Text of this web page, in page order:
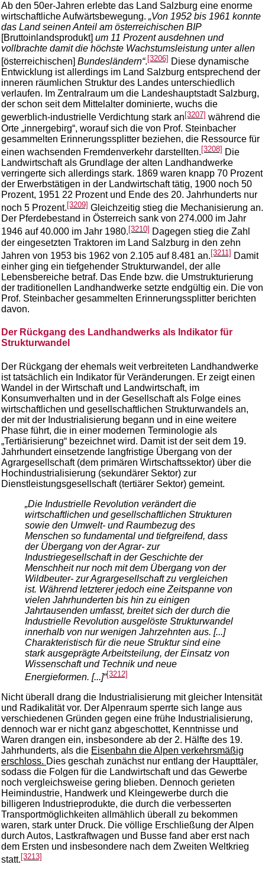
Ab den 50er-Jahren erlebte das Land Salzburg eine enorme
wirtschaftliche Aufwärtsbewegung. „Von 1952 bis 1961 konnte
das Land seinen Anteil am österreichischen BIP
[Bruttoinlandsprodukt] um 11 Prozent ausdehnen und
vollbrachte damit die höchste Wachstumsleistung unter allen
[österreichischen] Bundesländern“. [3206] Diese dynamische
Entwicklung ist allerdings im Land Salzburg entsprechend der
inneren räumlichen Struktur des Landes unterschiedlich
verlaufen. Im Zentralraum um die Landeshauptstadt Salzburg,
der schon seit dem Mittelalter dominierte, wuchs die
gewerblich-industrielle Verdichtung stark an[3207] während die
Orte „innergebirg“, worauf sich die von Prof. Steinbacher
gesammelten Erinnerungssplitter beziehen, die Ressource für
einen wachsenden Fremdenverkehr darstellten.[3208] Die
Landwirtschaft als Grundlage der alten Landhandwerke
verringerte sich allerdings stark. 1869 waren knapp 70 Prozent
der Erwerbstätigen in der Landwirtschaft tätig, 1900 noch 50
Prozent, 1951 22 Prozent und Ende des 20. Jahrhunderts nur
noch 5 Prozent. [3209] Gleichzeitig stieg die Mechanisierung an.
Der Pferdebestand in Österreich sank von 274.000 im Jahr
1946 auf 40.000 im Jahr 1980.[3210] Dagegen stieg die Zahl
der eingesetzten Traktoren im Land Salzburg in den zehn
Jahren von 1953 bis 1962 von 2.105 auf 8.481 an.[3211] Damit
einher ging ein tiefgehender Strukturwandel, der alle
Lebensbereiche betraf. Das Ende bzw. die Umstrukturierung
der traditionellen Landhandwerke setzte endgültig ein. Die von
Prof. Steinbacher gesammelten Erinnerungssplitter berichten
davon.
Der Rückgang des Landhandwerks als Indikator für
Strukturwandel
Der Rückgang der ehemals weit verbreiteten Landhandwerke
ist tatsächlich ein Indikator für Veränderungen. Er zeigt einen
Wandel in der Wirtschaft und Landwirtschaft, im
Konsumverhalten und in der Gesellschaft als Folge eines
wirtschaftlichen und gesellschaftlichen Strukturwandels an,
der mit der Industrialisierung begann und in eine weitere
Phase führt, die in einer modernen Terminologie als
„Tertiärisierung“ bezeichnet wird. Damit ist der seit dem 19.
Jahrhundert einsetzende langfristige Übergang von der
Agrargesellschaft (dem primären Wirtschaftssektor) über die
Hochindustrialisierung (sekundärer Sektor) zur
Dienstleistungsgesellschaft (tertiärer Sektor) gemeint.
„Die Industrielle Revolution verändert die
wirtschaftlichen und gesellschaftlichen Strukturen
sowie den Umwelt- und Raumbezug des
Menschen so fundamental und tiefgreifend, dass
der Übergang von der Agrar- zur
Industriegesellschaft in der Geschichte der
Menschheit nur noch mit dem Übergang von der
Wildbeuter- zur Agrargesellschaft zu vergleichen
ist. Während letzterer jedoch eine Zeitspanne von
vielen Jahrhunderten bis hin zu einigen
Jahrtausenden umfasst, breitet sich der durch die
Industrielle Revolution ausgelöste Strukturwandel
innerhalb von nur wenigen Jahrzehnten aus. [...]
Charakteristisch für die neue Struktur sind eine
stark ausgeprägte Arbeitsteilung, der Einsatz von
Wissenschaft und Technik und neue
Energieformen. [...]“[3212]
Nicht überall drang die Industrialisierung mit gleicher Intensität
und Radikalität vor. Der Alpenraum sperrte sich lange aus
verschiedenen Gründen gegen eine frühe Industrialisierung,
dennoch war er nicht ganz abgeschottet, Kenntnisse und
Waren drangen ein, insbesondere ab der 2. Hälfte des 19.
Jahrhunderts, als die Eisenbahn die Alpen verkehrsmäßig
erschloss. Dies geschah zunächst nur entlang der Haupttäler,
sodass die Folgen für die Landwirtschaft und das Gewerbe
noch vergleichsweise gering blieben. Dennoch gerieten
Heimindustrie, Handwerk und Kleingewerbe durch die
billigeren Industrieprodukte, die durch die verbesserten
Transportmöglichkeiten allmählich überall zu bekommen
waren, stark unter Druck. Die völlige Erschließung der Alpen
durch Autos, Lastkraftwagen und Busse fand aber erst nach
dem Ersten und insbesondere nach dem Zweiten Weltkrieg
statt. [3213]